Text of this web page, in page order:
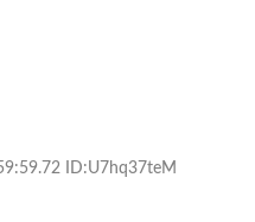
ID:U7hq37teM